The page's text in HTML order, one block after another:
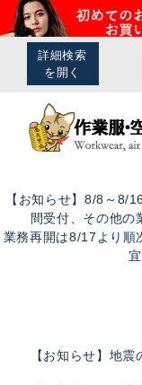
【お知らせ】8/8～8/
間受付、その他の
業務再開は8/17より順
【お知らせ】地